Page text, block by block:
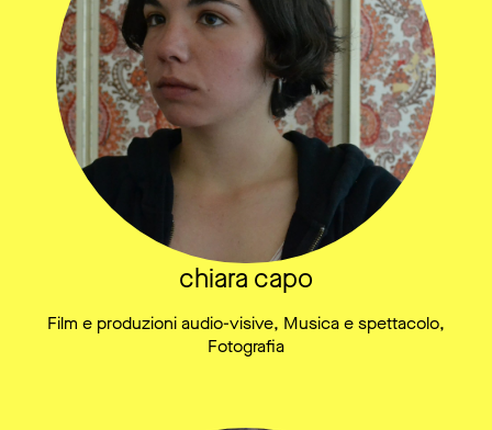
chiara capo
Film e produzioni audio-visive, Musica e spettacolo,
Fotografia